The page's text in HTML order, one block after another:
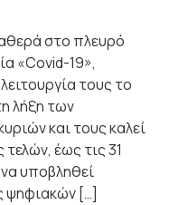
στο πλευρό
«Covid-19»,
τους το
λήξη των
και τους καλεί
έως τις 31
υποβληθεί
ψηφιακών […]